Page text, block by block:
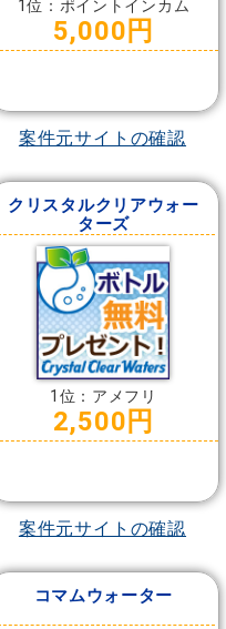
1位：ポイントインカム
5,000円
案件元サイトの確認
クリスタルクリアウォー
ターズ
1位：アメフリ
2,500円
案件元サイトの確認
コマムウォーター